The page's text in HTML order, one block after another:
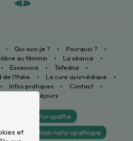
Qui suis-je ?
Pourquoi ?
au féminin
La séance
Essaouira
Tafedna
de l'Italie
La cure ayurvédique
Infos pratiques
Contact
de séjours
Naturopathe
Bilan naturopathique
et